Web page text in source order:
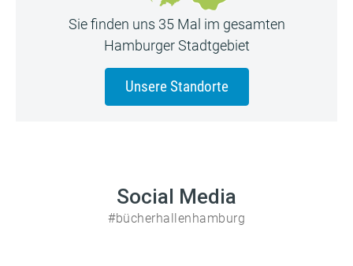
Sie finden uns 35 Mal im gesamten
Hamburger Stadtgebiet
Unsere Standorte
Social Media
#bücherhallenhamburg